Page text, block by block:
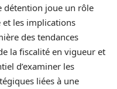
détention joue un rôle
et les implications
des tendances
la fiscalité en vigueur et
d’examiner les
liées à une